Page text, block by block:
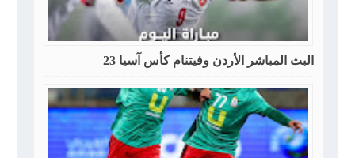
البث المباشر الأردن وفيتنام كأس آسيا 23